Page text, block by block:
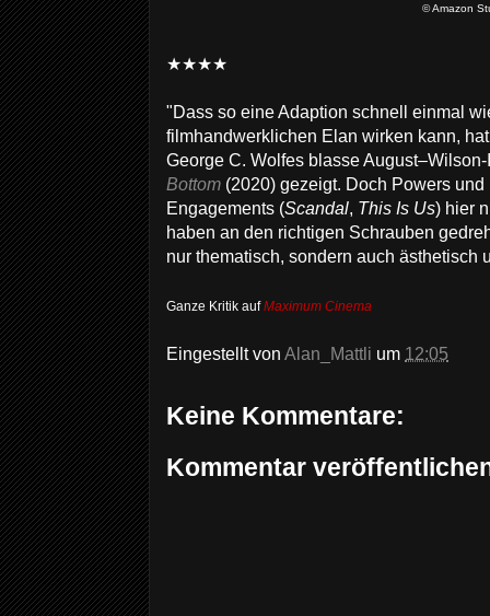
© Amazon
★★★★
"Dass so eine Adaption schnell einmal
filmhandwerklichen Elan wirken kann,
George C. Wolfes blasse
Bottom (2020) gezeigt. Doch Powers
Engagements (Scandal, This Is Us) hier
haben an den richtigen Schrauben
nur thematisch, sondern auch ästhetisch
Ganze Kritik aufMaximum Cinema
Eingestellt von Alan_Mattli um 12:05
Keine Kommentare:
Kommentar